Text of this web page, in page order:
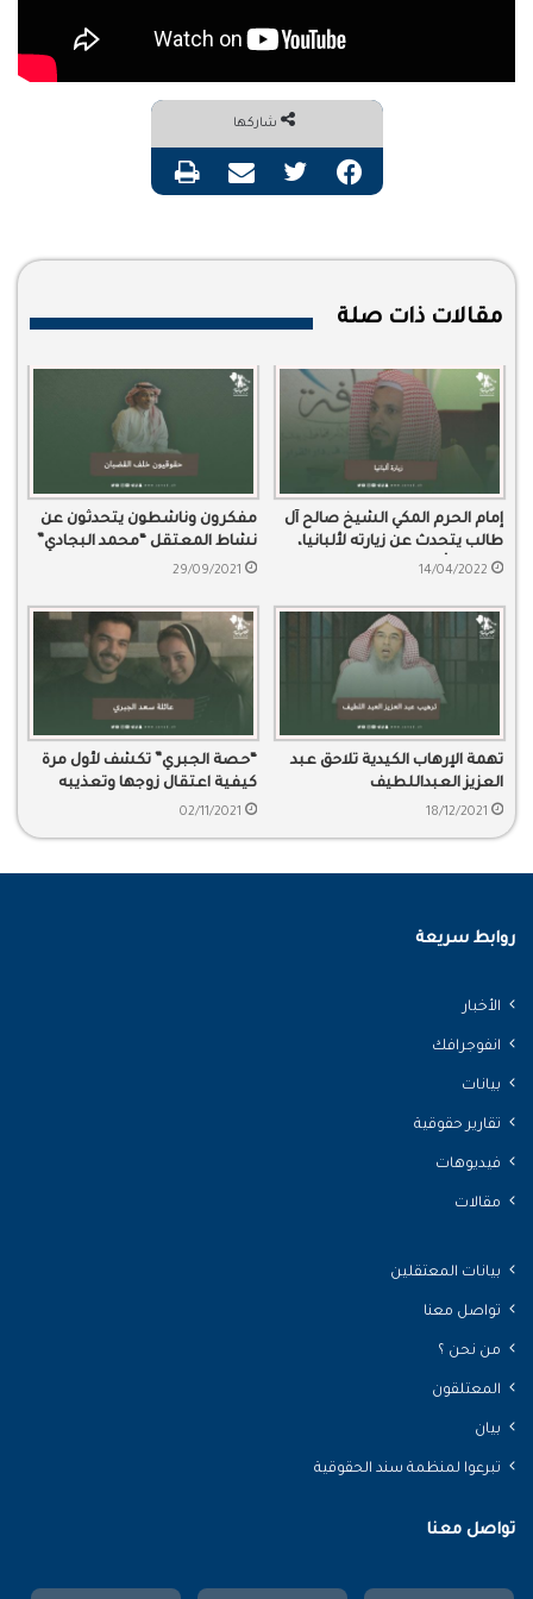
شاركها
فيسبوك تويتر مشاركة عبر البريد طباعة
مقالات ذات صلة
إمام الحرم المكي الشيخ صالح آل
طالب يتحدث عن زيارته لألبانيا،
ويشيد بأهلها المسلمون
14/04/2022
مفكرون وناشطون يتحدثون عن
نشاط المعتقل “محمد البجادي”
29/09/2021
تهمة الإرهاب الكيدية تلاحق عبد
العزيز العبداللطيف
18/12/2021
“حصة الجبري” تكشف لأول مرة
كيفية اعتقال زوجها وتعذيبه
02/11/2021
روابط سريعة
الأخبار
انفوجرافك
بيانات
تقارير حقوقية
فيديوهات
مقالات
بيانات المعتقلين
تواصل معنا
من نحن ؟
المعتلقون
بيان
تبرعوا لمنظمة سند الحقوقية
تواصل معنا